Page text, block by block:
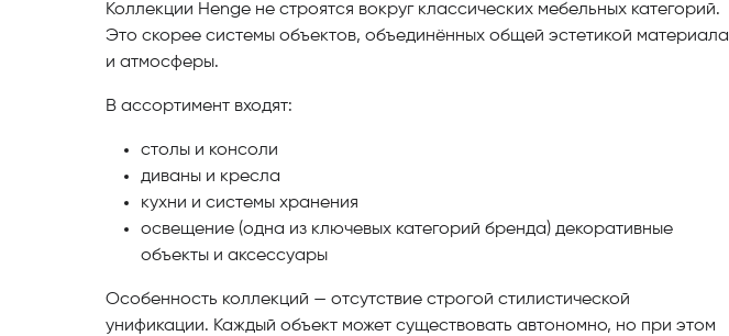
Коллекции Henge не строятся вокруг классических мебельных категорий.
Это скорее системы объектов, объединённых общей эстетикой материала
и атмосферы.
В ассортимент входят:
столы и консоли
диваны и кресла
кухни и системы хранения
освещение (одна из ключевых категорий бренда) декоративные
объекты и аксессуары
Особенность коллекций — отсутствие строгой стилистической
унификации. Каждый объект может существовать автономно, но при этом